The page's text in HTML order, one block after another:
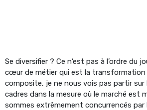
Se diversifier ? Ce n’est pas à l’ordre du
cœur de métier qui est la transformation
composite, je ne nous vois pas partir
cadres dans la mesure où le marché est
sommes extrêmement concurrencés par